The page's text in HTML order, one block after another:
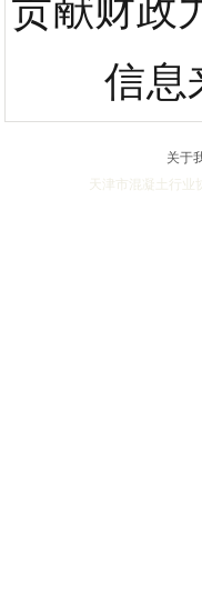
信息来
关于
天津市混凝土行